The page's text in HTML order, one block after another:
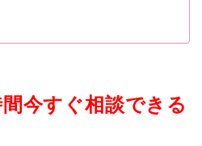
今すぐ相談できる